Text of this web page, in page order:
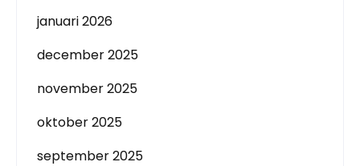
januari 2026
december 2025
november 2025
oktober 2025
september 2025